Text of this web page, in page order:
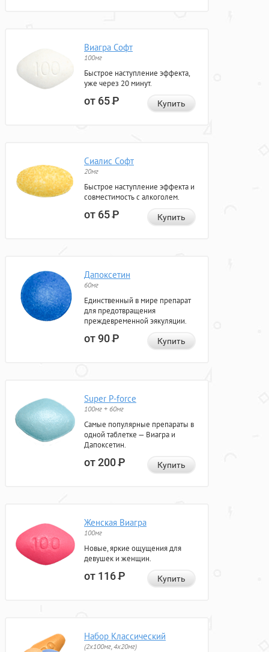
Виагра Софт
100мг
Быстрое наступление эффекта,
уже через 20 минут.
от 65Р Купить
Сиалис Софт
20мг
Быстрое наступление эффекта и
совместимость с алкоголем.
от 65Р Купить
Дапоксетин
60мг
Единственный в мире препарат
для предотвращения
преждевременной эякуляции.
от 90Р Купить
Super P-force
100мг + 60мг
Самые популярные препараты в
одной таблетке — Виагра и
Дапоксетин.
от 200Р Купить
Женская Виагра
100мг
Новые, яркие ощущения для
девушек и женщин.
от 116Р Купить
Набор Классический
(2x100мг, 4x20мг)